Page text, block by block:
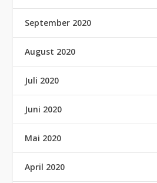
September 2020
August 2020
Juli 2020
Juni 2020
Mai 2020
April 2020